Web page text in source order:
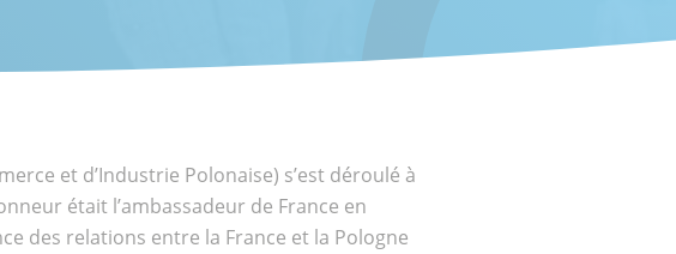
et d’Industrie Polonaise) s’est déroulé à
était l’ambassadeur de France en
des relations entre la France et la Pologne